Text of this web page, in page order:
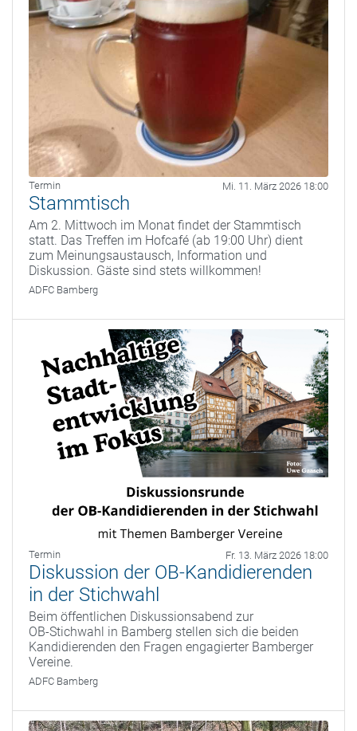
Termin Mi. 11. März 2026 18:00
Stammtisch
Am 2. Mittwoch im Monat findet der Stammtisch
statt. Das Treffen im Hofcafé (ab 19:00 Uhr) dient
zum Meinungsaustausch, Information und
Diskussion. Gäste sind stets willkommen!
ADFC Bamberg
Termin Fr. 13. März 2026 18:00
Diskussion der OB-Kandidierenden
in der Stichwahl
Beim öffentlichen Diskussionsabend zur
OB‑Stichwahl in Bamberg stellen sich die beiden
Kandidierenden den Fragen engagierter Bamberger
Vereine.
ADFC Bamberg